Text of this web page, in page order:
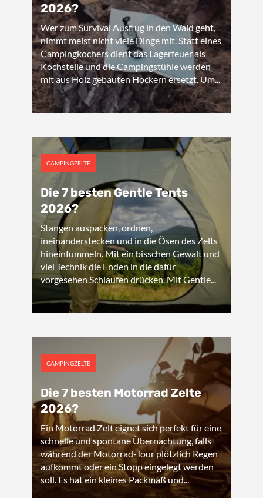
2026?
Wer zum Survival Ausflug in den Wald geht,
nimmt meist nicht viele Dinge mit. Statt eines
Campingkochers dient das Lagerfeuer als
Kochstelle und die Campingstühle werden
mit aus Holz gebauten Hockern ersetzt. Um...
CAMPINGZELTE
Die 7 besten Gentle Tents
2026?
Stangen auspacken, ordnen,
ineinanderstecken und in die Ösen des Zelts
hineinfummeln. Mit ein bisschen Gewalt und
viel Technik die Enden in die dafür
vorgesehen Schlaufen drücken. Mit Gentle...
CAMPINGZELTE
Die 7 besten Motorrad Zelte
2026?
Ein Motorrad Zelt eignet sich perfekt für eine
schnelle und spontane Übernachtung, falls
während der Motorrad-Tour plötzlich Regen
aufkommt oder ein Stopp eingelegt werden
soll. Es hat ein kleines Packmaß und...